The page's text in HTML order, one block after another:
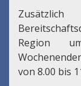
Region
von 8.00 bis